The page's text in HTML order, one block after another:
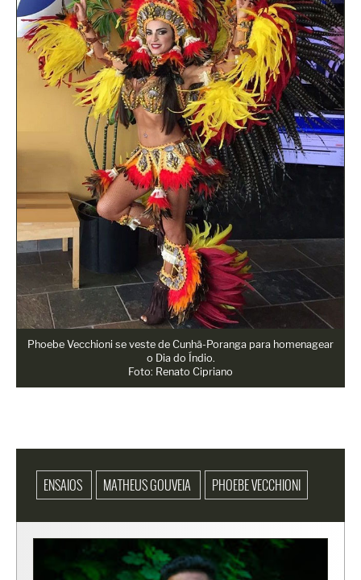
Phoebe Vecchioni se veste de Cunhã-Poranga para homenagear
o Dia do Índio.
Foto: Renato Cipriano
ENSAIOS MATHEUS GOUVEIA PHOEBE VECCHIONI